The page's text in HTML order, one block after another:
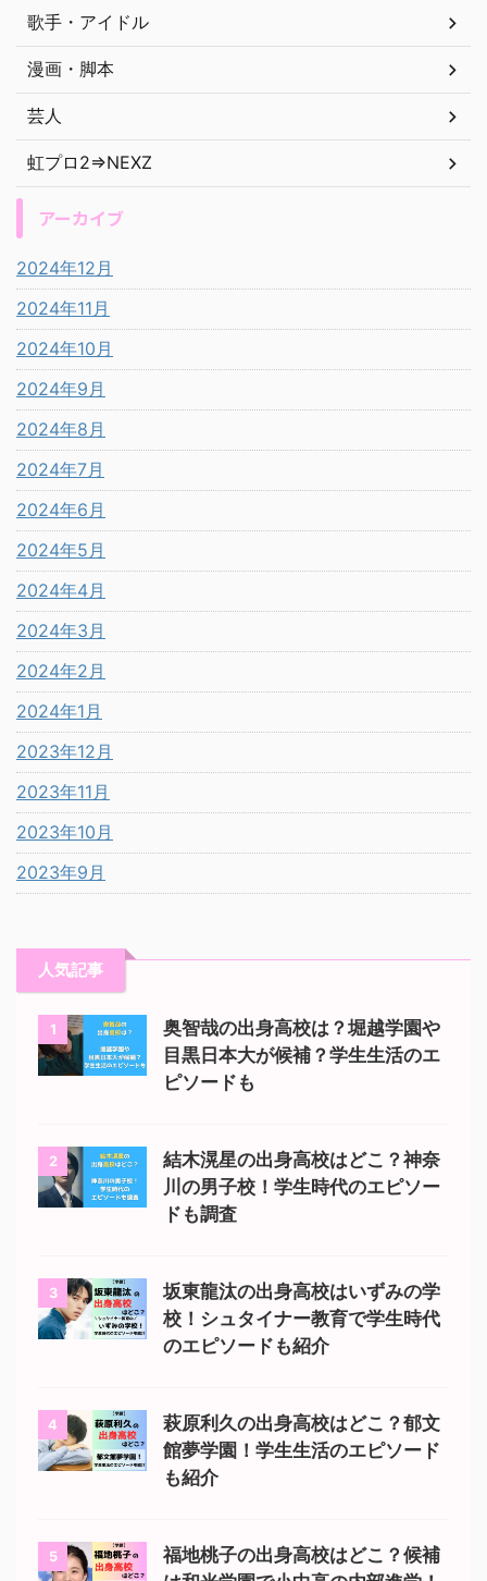
歌手・アイドル
漫画・脚本
芸人
虹プロ2⇒NEXZ
アーカイブ
2024年12月
2024年11月
2024年10月
2024年9月
2024年8月
2024年7月
2024年6月
2024年5月
2024年4月
2024年3月
2024年2月
2024年1月
2023年12月
2023年11月
2023年10月
2023年9月
人気記事
1
奥智哉の出身高校は？堀越学園や
目黒日本大が候補？学生生活のエ
ピソードも
2
結木滉星の出身高校はどこ？神奈
川の男子校！学生時代のエピソー
ドも調査
3
坂東龍汰の出身高校はいずみの学
校！シュタイナー教育で学生時代
のエピソードも紹介
4
萩原利久の出身高校はどこ？郁文
館夢学園！学生生活のエピソード
も紹介
5
福地桃子の出身高校はどこ？候補